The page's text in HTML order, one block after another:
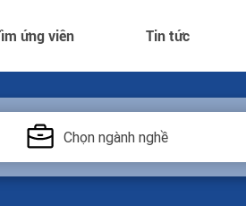
ứng viên Tin tức
Chọn ngành nghề